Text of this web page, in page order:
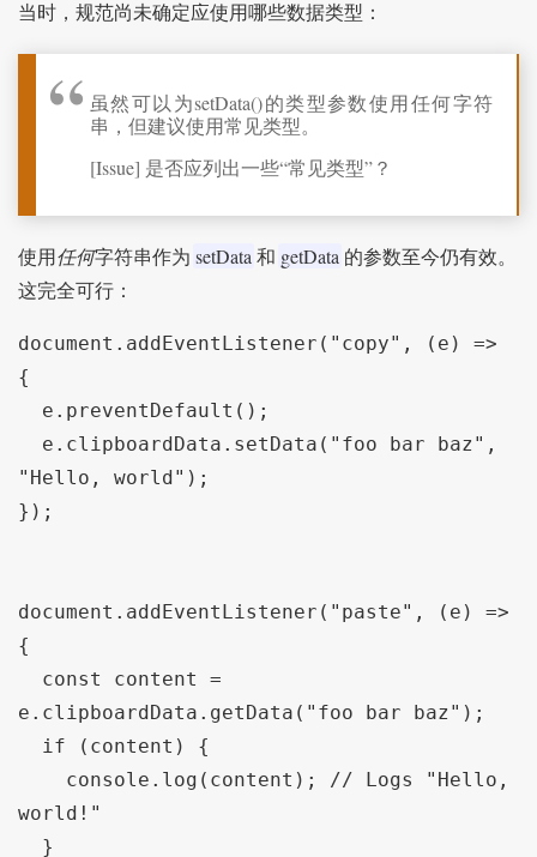
当时，规范尚未确定应使用哪些数据类型：
虽然可以为setData()的类型参数使用任何字符
串，但建议使用常见类型。
[Issue] 是否应列出一些“常见类型”？
使用 任何字符串作为 setData 和 getData 的参数至今仍有效。
这完全可行：
document.addEventListener("copy", (e) =>
{
"Hello, world");
});
document.addEventListener("paste", (e) =>
{
e.clipboardData.getData("foo bar baz");
world!"